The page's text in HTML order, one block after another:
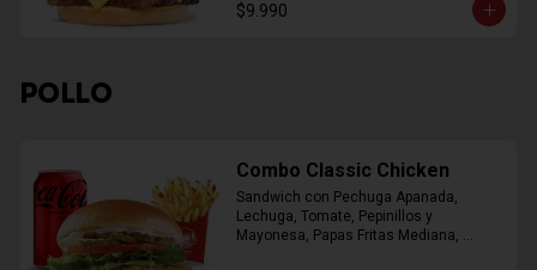
$9.990
POLLO
Combo Classic Chicken
Sandwich con Pechuga Apanada,
Lechuga, Tomate, Pepinillos y
Mayonesa, Papas Fritas Mediana,